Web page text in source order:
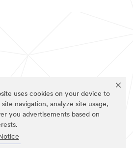
uses cookies on your device to
navigation, analyze site usage,
you advertisements based on